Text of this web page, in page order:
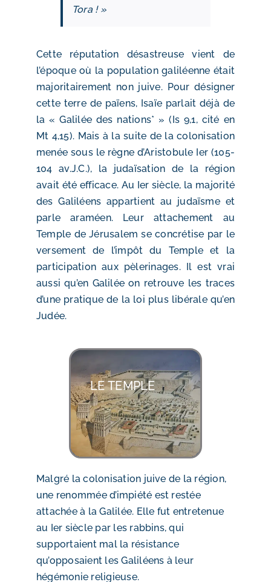
Tora ! »
Cette réputation désastreuse vient de
l’époque où la population galiléenne était
majoritairement non juive. Pour désigner
cette terre de païens, Isaïe parlait déjà de
la « Galilée des nations* » (Is 9,1, cité en
Mt 4,15). Mais à la suite de la colonisation
menée sous le règne d’Aristobule Ier (105-
104 av.J.C.), la judaïsation de la région
avait été efficace. Au Ier siècle, la majorité
des Galiléens appartient au judaïsme et
parle araméen. Leur attachement au
Temple de Jérusalem se concrétise par le
versement de l’impôt du Temple et la
participation aux pèlerinages. Il est vrai
aussi qu’en Galilée on retrouve les traces
d’une pratique de la loi plus libérale qu’en
Judée.
LE TEMPLE
Malgré la colonisation juive de la région,
une renommée d’impiété est restée
attachée à la Galilée. Elle fut entretenue
au Ier siècle par les rabbins, qui
supportaient mal la résistance
qu’opposaient les Galiléens à leur
hégémonie religieuse.